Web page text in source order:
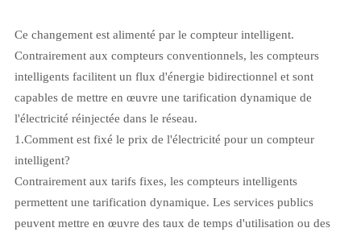
Ce changement est alimenté par le compteur intelligent.
Contrairement aux compteurs conventionnels, les compteurs
intelligents facilitent un flux d'énergie bidirectionnel et sont
capables de mettre en œuvre une tarification dynamique de
l'électricité réinjectée dans le réseau.
1.Comment est fixé le prix de l'électricité pour un compteur
intelligent?
Contrairement aux tarifs fixes, les compteurs intelligents
permettent une tarification dynamique. Les services publics
peuvent mettre en œuvre des taux de temps d'utilisation ou des